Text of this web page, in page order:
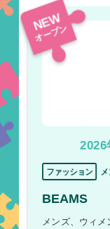
NEW
オープン
2026
ファッション
BEAMS
メンズ、ウィ